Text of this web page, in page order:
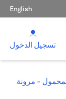
English
تسجيل الدخول
- مرونة